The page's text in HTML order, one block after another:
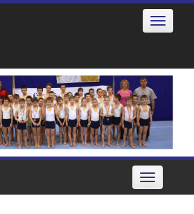
Toggle
Toggle
navigation